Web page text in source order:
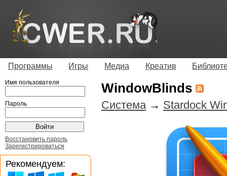
Программы Игры Медиа Креатив
WindowBlinds
Система → Stardock
Имя пользователя
Пароль
Восстановить пароль
Зарегистрироваться
Рекомендуем: